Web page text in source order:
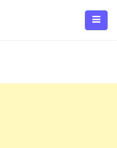
content